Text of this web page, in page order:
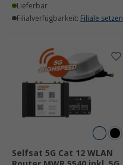
Lieferbar
Filialverfügbarkeit: Filiale setzen
Selfsat 5G Cat 12 WLAN